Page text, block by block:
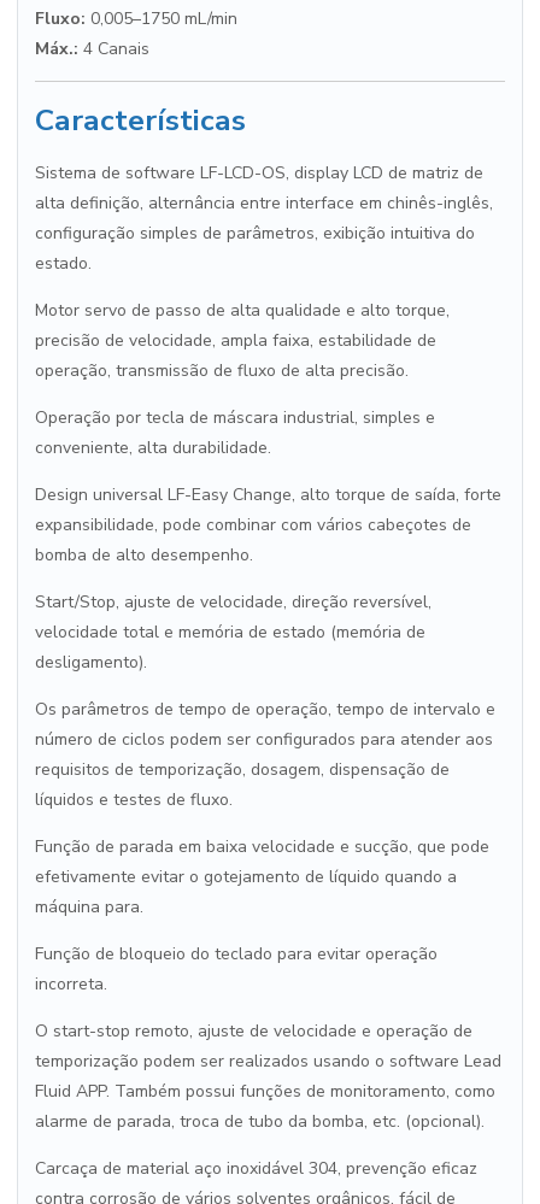
Fluxo: 0,005–1750 mL/min
Máx.: 4 Canais
Características
Sistema de software LF-LCD-OS, display LCD de matriz de
alta definição, alternância entre interface em chinês-inglês,
configuração simples de parâmetros, exibição intuitiva do
estado.
Motor servo de passo de alta qualidade e alto torque,
precisão de velocidade, ampla faixa, estabilidade de
operação, transmissão de fluxo de alta precisão.
Operação por tecla de máscara industrial, simples e
conveniente, alta durabilidade.
Design universal LF-Easy Change, alto torque de saída, forte
expansibilidade, pode combinar com vários cabeçotes de
bomba de alto desempenho.
Start/Stop, ajuste de velocidade, direção reversível,
velocidade total e memória de estado (memória de
desligamento).
Os parâmetros de tempo de operação, tempo de intervalo e
número de ciclos podem ser configurados para atender aos
requisitos de temporização, dosagem, dispensação de
líquidos e testes de fluxo.
Função de parada em baixa velocidade e sucção, que pode
efetivamente evitar o gotejamento de líquido quando a
máquina para.
Função de bloqueio do teclado para evitar operação
incorreta.
O start-stop remoto, ajuste de velocidade e operação de
temporização podem ser realizados usando o software Lead
Fluid APP. Também possui funções de monitoramento, como
alarme de parada, troca de tubo da bomba, etc. (opcional).
Carcaça de material aço inoxidável 304, prevenção eficaz
contra corrosão de vários solventes orgânicos, fácil de